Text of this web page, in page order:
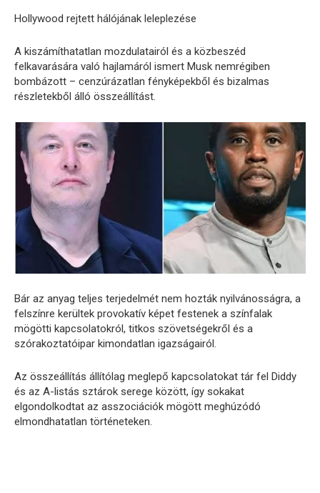
Hollywood rejtett hálójának leleplezése
A kiszámíthatatlan mozdulatairól és a közbeszéd
felkavarására való hajlamáról ismert Musk nemrégiben
bombázott – cenzúrázatlan fényképekből és bizalmas
részletekből álló összeállítást.
Bár az anyag teljes terjedelmét nem hozták nyilvánosságra, a
felszínre kerültek provokatív képet festenek a színfalak
mögötti kapcsolatokról, titkos szövetségekről és a
szórakoztatóipar kimondatlan igazságairól.
Az összeállítás állítólag meglepő kapcsolatokat tár fel Diddy
és az A-listás sztárok serege között, így sokakat
elgondolkodtat az asszociációk mögött meghúzódó
elmondhatatlan történeteken.